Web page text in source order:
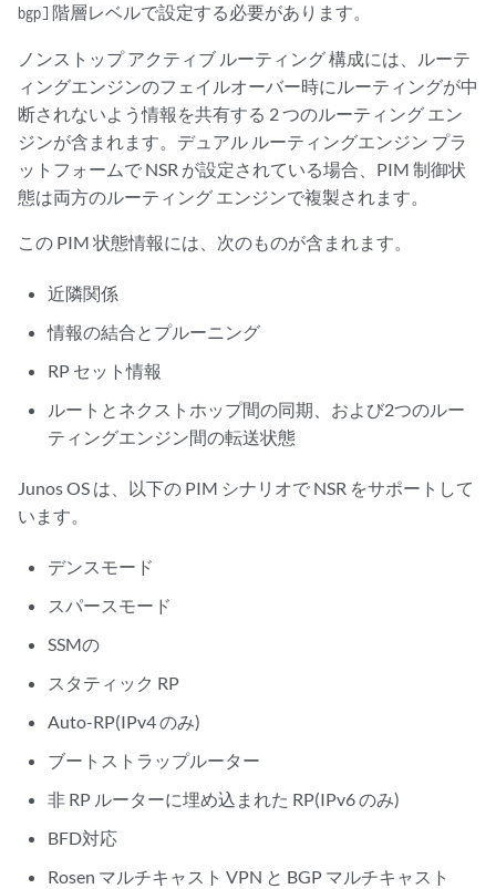
bgp] 階層レベルで設定する必要があります。
ノンストップ アクティブ ルーティング構成には、ルーテ
ィングエンジンのフェイルオーバー時にルーティングが中
断されないよう情報を共有する 2 つのルーティング エン
ジンが含まれます。デュアル ルーティングエンジン プラ
ットフォームで NSR が設定されている場合、PIM 制御状
態は両方のルーティング エンジンで複製されます。
この PIM 状態情報には、次のものが含まれます。
近隣関係
情報の結合とプルーニング
RP セット情報
ルートとネクストホップ間の同期、および2つのルー
ティングエンジン間の転送状態
Junos OS は、以下の PIM シナリオで NSR をサポートして
います。
デンスモード
スパースモード
SSMの
スタティック RP
Auto-RP(IPv4 のみ)
ブートストラップルーター
非 RP ルーターに埋め込まれた RP(IPv6 のみ)
BFD対応
Rosen マルチキャスト VPN と BGP マルチキャスト